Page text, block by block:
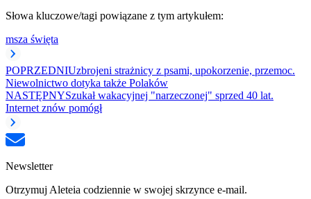
Słowa kluczowe/tagi powiązane z tym artykułem:
msza święta
POPRZEDNIUzbrojeni strażnicy z psami, upokorzenie, przemoc.
Niewolnictwo dotyka także Polaków
NASTĘPNYSzukał wakacyjnej "narzeczonej" sprzed 40 lat.
Internet znów pomógł
Newsletter
Otrzymuj Aleteia codziennie w swojej skrzynce e-mail.